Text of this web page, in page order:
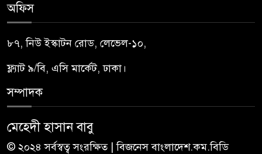
অফিস
৮৭, নিউ ইস্কাটন রোড, লেভেল-১০,
ফ্ল্যাট ৯/বি, এসি মার্কেট, ঢাকা।
সম্পাদক
মেহেদী হাসান বাবু
© ২০২৪ সর্বস্বত্ব সংরক্ষিত | বিজনেস বাংলাদেশ.কম.বিডি